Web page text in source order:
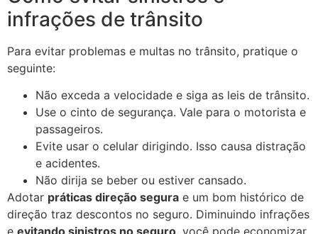
infrações de trânsito
Para evitar problemas e multas no trânsito, pratique o
seguinte:
Não exceda a velocidade e siga as leis de trânsito.
Use o cinto de segurança. Vale para o motorista e
passageiros.
Evite usar o celular dirigindo. Isso causa distração
e acidentes.
Não dirija se beber ou estiver cansado.
Adotar práticas direção segura e um bom histórico de
direção traz descontos no seguro. Diminuindo infrações